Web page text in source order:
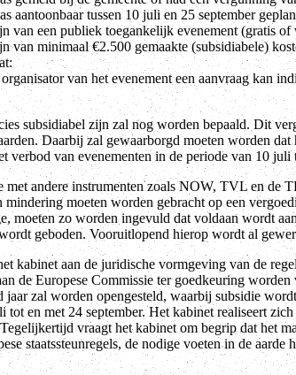
aantoonbaar tussen 10 juli en 25 september
van een publiek toegankelijk evenement (gratis
van minimaal €2.500 gemaakte (subsidiabele)
van het evenement een aanvraag kan
subsidiabel zijn zal nog worden bepaald. Dit
Daarbij zal gewaarborgd moeten worden
verbod van evenementen in de periode van 10
met andere instrumenten zoals NOW, TVL en de
mindering moeten worden gebracht op een
moeten zo worden ingevuld dat voldaan wordt
geboden. Vooruitlopend hierop wordt al
kabinet aan de juridische vormgeving van de
de Europese Commissie ter goedkeuring
jaar zal worden opengesteld, waarbij subsidie
tot en met 24 september. Het kabinet realiseert
vraagt het kabinet om begrip dat het
staatssteunregels, de nodige voeten in de aarde